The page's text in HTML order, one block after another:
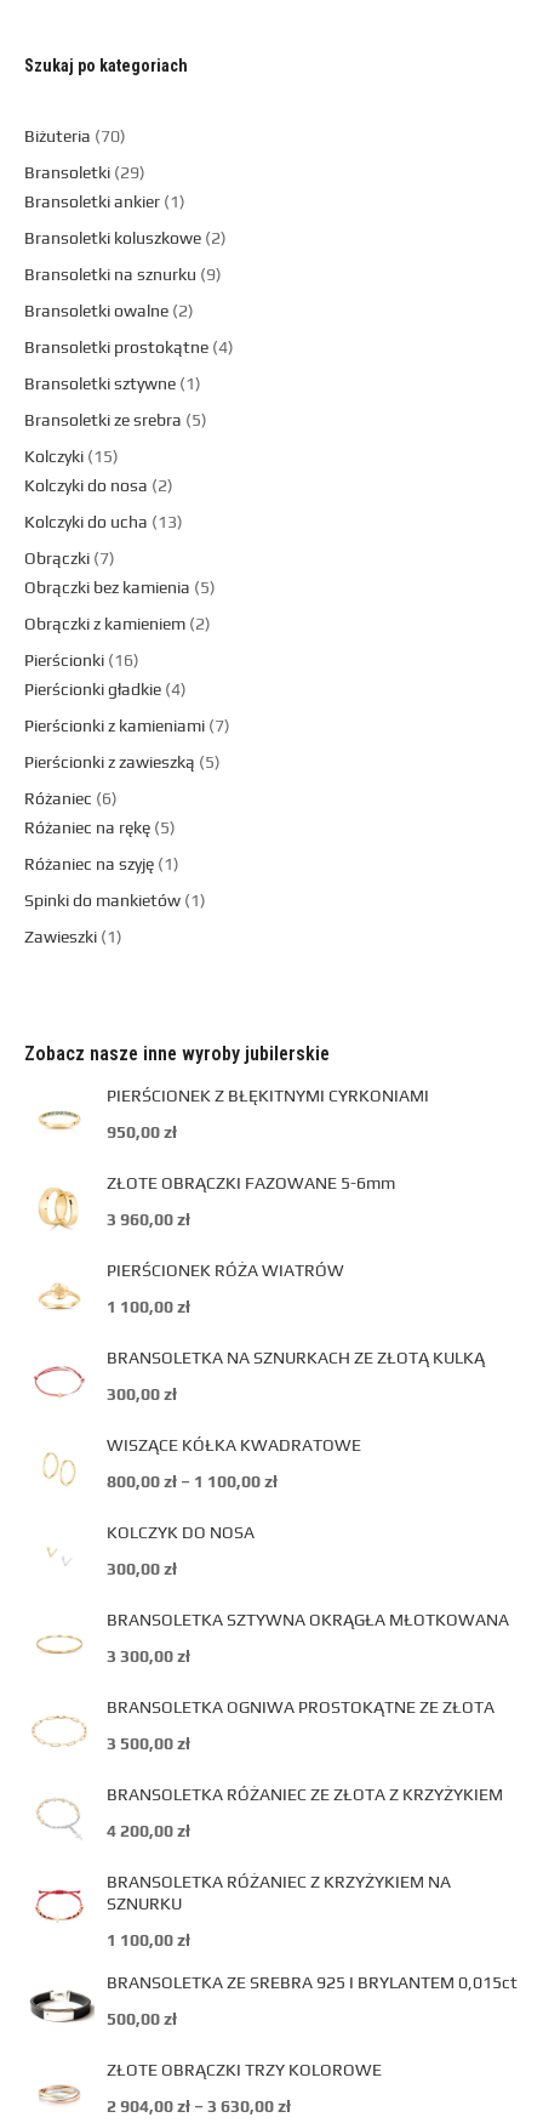
Szukaj po kategoriach
Biżuteria
70
Bransoletki 29
Bransoletki ankier 1
Bransoletki koluszkowe 2
Bransoletki na sznurku
9
Bransoletki owalne 2
Bransoletki prostokątne 4
Bransoletki sztywne 1
Bransoletki ze srebra
5
Kolczyki 15
Kolczyki do nosa
2
Kolczyki do ucha
13
Obrączki 7
Obrączki bez kamienia
5
Obrączki z kamieniem 2
Pierścionki 16
Pierścionki gładkie 4
Pierścionki z kamieniami 7
Pierścionki z zawieszką
5
Różaniec
6
Różaniec na rękę 5
Różaniec na szyję 1
Spinki do mankietów 1
Zawieszki 1
Zobacz nasze inne wyroby jubilerskie
PIERŚCIONEK Z BŁĘKITNYMI CYRKONIAMI
950,00zł
ZŁOTE OBRĄCZKI FAZOWANE 5-6mm
3 960,00zł
PIERŚCIONEK RÓŻA WIATRÓW
1 100,00zł
BRANSOLETKA NA SZNURKACH ZE ZŁOTĄ KULKĄ
300,00zł
WISZĄCE KÓŁKA KWADRATOWE
800,00zł – 1 100,00zł
KOLCZYK DO NOSA
300,00zł
BRANSOLETKA SZTYWNA OKRĄGŁA MŁOTKOWANA
3 300,00zł
BRANSOLETKA OGNIWA PROSTOKĄTNE ZE ZŁOTA
3 500,00zł
BRANSOLETKA RÓŻANIEC ZE ZŁOTA Z KRZYŻYKIEM
4 200,00zł
BRANSOLETKA RÓŻANIEC Z KRZYŻYKIEM NA
SZNURKU
1 100,00zł
BRANSOLETKA ZE SREBRA 925 I BRYLANTEM 0,015ct
500,00zł
ZŁOTE OBRĄCZKI TRZY KOLOROWE
2 904,00zł – 3 630,00zł